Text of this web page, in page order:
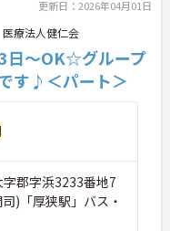
更新日：2026年04月01日
医療法人健仁会
日～OK☆グループ
す♪＜パート＞
郡字浜3233番地7
)「厚狭駅」バス・